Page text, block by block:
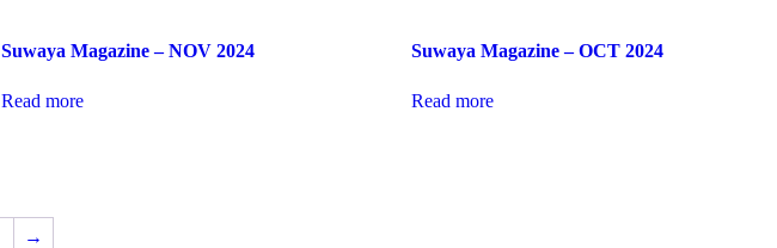
Suwaya Magazine – NOV 2024
Read more
Suwaya Magazine – OCT 2024
Read more
→